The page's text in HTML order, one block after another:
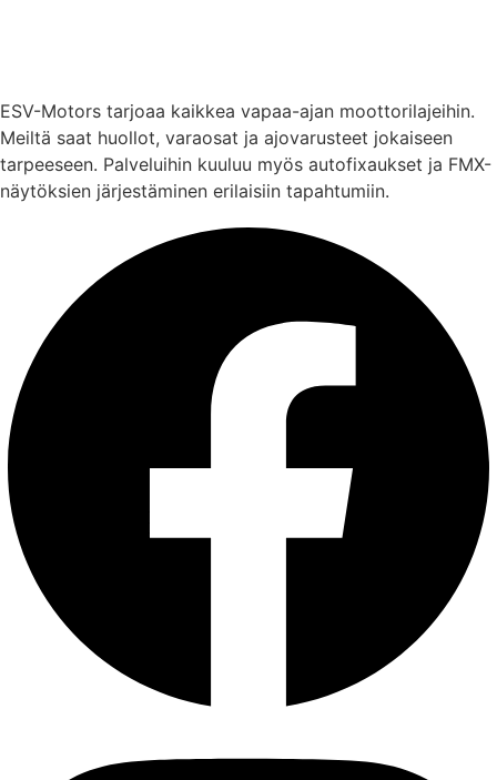
ESV-Motors tarjoaa kaikkea vapaa-ajan moottorilajeihin.
Meiltä saat huollot, varaosat ja ajovarusteet jokaiseen
tarpeeseen. Palveluihin kuuluu myös autofixaukset ja FMX-
näytöksien järjestäminen erilaisiin tapahtumiin.